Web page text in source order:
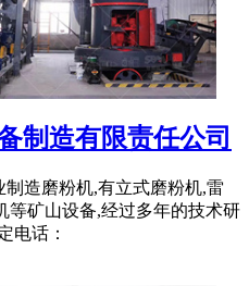
制造有限责任公司
造磨粉机,有立式磨粉机,雷
等矿山设备,经过多年的技术研
电话：